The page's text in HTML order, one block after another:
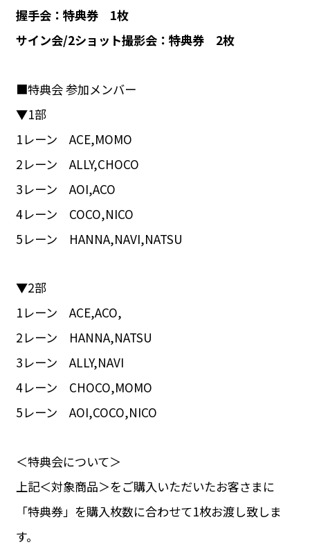
握手会：特典券 1枚
サイン会/2ショット撮影会：特典券 2枚
■特典会 参加メンバー
▼1部
1レーン ACE,MOMO
2レーン ALLY,CHOCO
3レーン AOI,ACO
4レーン COCO,NICO
5レーン HANNA,NAVI,NATSU
▼2部
1レーン ACE,ACO,
2レーン HANNA,NATSU
3レーン ALLY,NAVI
4レーン CHOCO,MOMO
5レーン AOI,COCO,NICO
＜特典会について＞
上記＜対象商品＞をご購入いただいたお客さまに
「特典券」を購入枚数に合わせて1枚お渡し致しま
す。